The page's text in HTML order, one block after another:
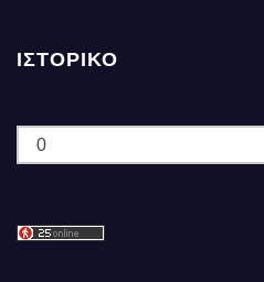
ΙΣΤΟΡΙΚΌ
Ιστορικό